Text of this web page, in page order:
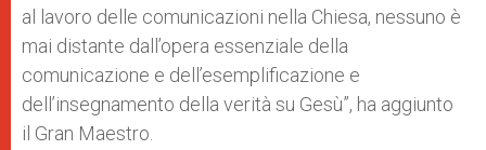
al lavoro delle comunicazioni nella Chiesa, nessuno è
mai distante dall’opera essenziale della
comunicazione e dell’esemplificazione e
dell’insegnamento della verità su Gesù”, ha aggiunto
il Gran Maestro.